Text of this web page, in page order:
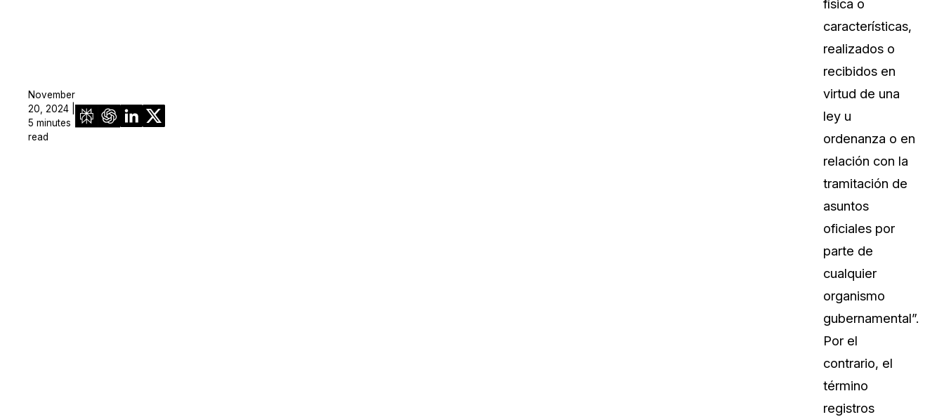
Más información sobre
Trabaja con nosotros
Únase a nuestro equipo y
construir el futuro de la redacción
Póngase en contacto con
November
20, 2024 |
5 minutes
read
física o
características,
realizados o
recibidos en
virtud de una
ley u
ordenanza o en
relación con la
tramitación de
asuntos
oficiales por
parte de
cualquier
organismo
gubernamental”.
Por el
contrario, el
término
registros